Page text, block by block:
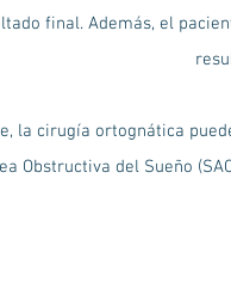
final. Además, el
la cirugía ortognática
Obstructiva del Sueño